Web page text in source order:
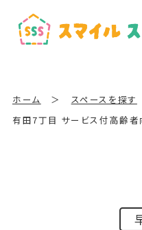
ホーム ＞ スペースを探す
有田7丁目 サービス付高齢者